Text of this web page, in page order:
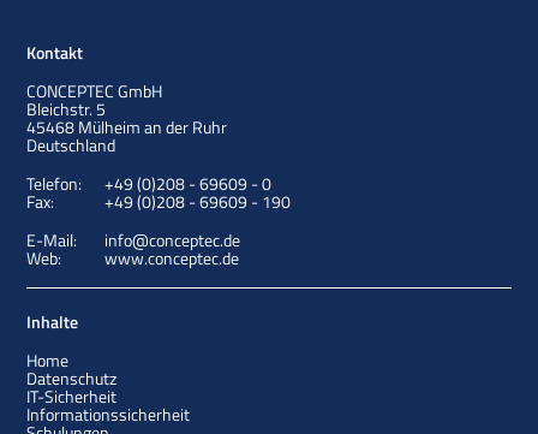
Kontakt
CONCEPTEC GmbH
Bleichstr. 5
45468Mülheim an der Ruhr
Deutschland
Telefon:
+49 (0)208 - 69609 - 0
Fax:
+49 (0)208 - 69609 - 190
E-Mail:
info@conceptec.de
Web: www.conceptec.de
Inhalte
Home
Datenschutz
IT-Sicherheit
Informationssicherheit